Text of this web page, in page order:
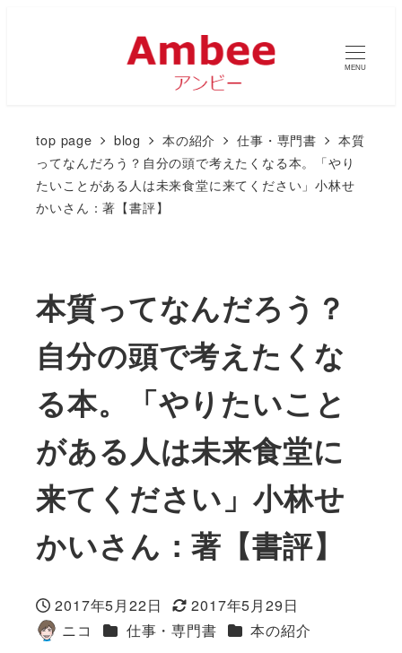
MENU
top page blog 本の紹介 仕事・専門書
本質
ってなんだろう？自分の頭で考えたくなる本。「やり
たいことがある人は未来食堂に来てください」小林せ
かいさん：著【書評】
本質ってなんだろう？
自分の頭で考えたくな
る本。「やりたいこと
がある人は未来食堂に
来てください」小林せ
かいさん：著【書評】
投稿日
2017年5月22日
更新日
2017年5月29日
著
ニコ カテゴリー
仕事・専門書 カテゴリー
本の紹介